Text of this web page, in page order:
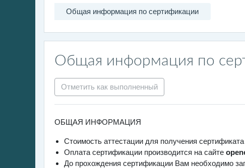
Общая информация по сертификации
Общая информация по
Отметить как выполненный
ОБЩАЯ ИНФОРМАЦИЯ
Стоимость аттестации для получения
Оплата сертификации производится на сайте
До прохождения сертификации Вам необходимо